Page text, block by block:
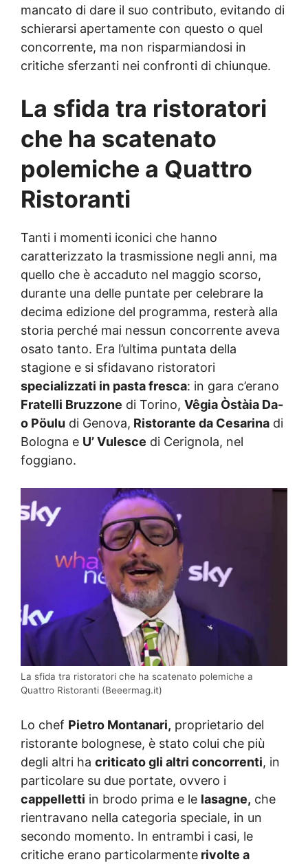
mancato di dare il suo contributo, evitando di
schierarsi apertamente con questo o quel
concorrente, ma non risparmiandosi in
critiche sferzanti nei confronti di chiunque.
La sfida tra ristoratori
che ha scatenato
polemiche a Quattro
Ristoranti
Tanti i momenti iconici che hanno
caratterizzato la trasmissione negli anni, ma
quello che è accaduto nel maggio scorso,
durante una delle puntate per celebrare la
decima edizione del programma, resterà alla
storia perché mai nessun concorrente aveva
osato tanto. Era l’ultima puntata della
stagione e si sfidavano ristoratori
specializzati in pasta fresca: in gara c’erano
Fratelli Bruzzone di Torino, Vêgia Òstàia Da-
o Pöulu di Genova, Ristorante da Cesarina di
Bologna e U’ Vulesce di Cerignola, nel
foggiano.
La sfida tra ristoratori che ha scatenato polemiche a
Quattro Ristoranti (Beeermag.it)
Lo chef Pietro Montanari, proprietario del
ristorante bolognese, è stato colui che più
degli altri ha criticato gli altri concorrenti, in
particolare su due portate, ovvero i
cappelletti in brodo prima e le lasagne, che
rientravano nella categoria speciale, in un
secondo momento. In entrambi i casi, le
critiche erano particolarmente rivolte a